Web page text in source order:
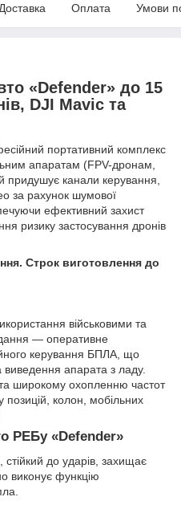
Доставка Оплата Умови
«Defender» до 15
DJI Mavic та
портативний комплекс
апаратам (FPV-дронам,
придушує канали керування,
за рахунок шумової
ефективний захист
ризику застосування дронів
Строк виготовлення до
військовими та
— оперативне
керування БПЛА, що
виведення апарата з ладу.
та широкому охопленню частот
позицій, колон, мобільних
РЕБу «Defender»
до ударів, захищає
виконує функцію